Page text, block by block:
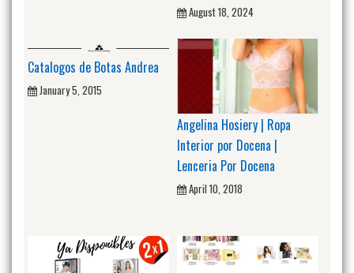
August 18, 2024
Catalogos de Botas Andrea
January 5, 2015
Angelina Hosiery | Ropa
Interior por Docena |
Lenceria Por Docena
April 10, 2018